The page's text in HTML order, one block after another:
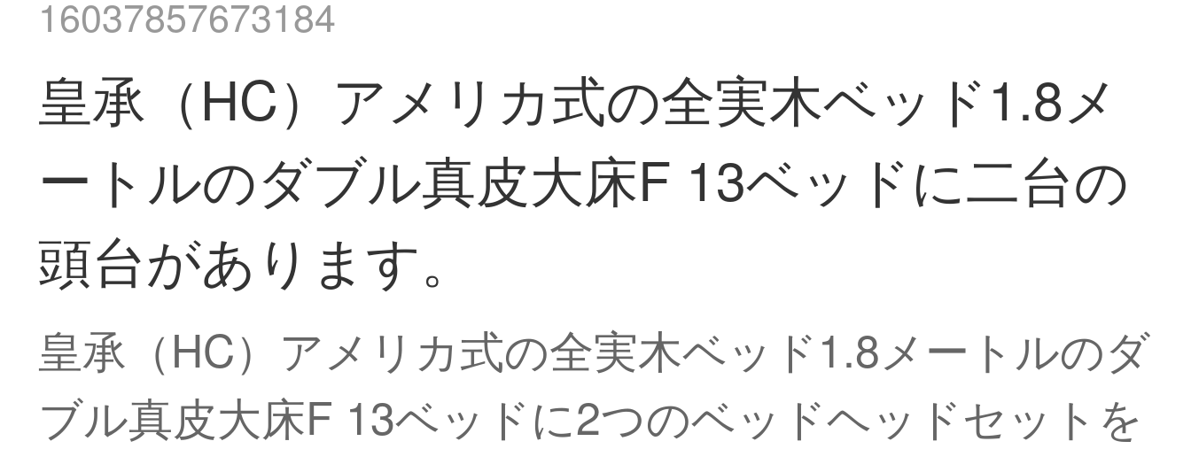
16037857673184
皇承（HC）アメリカ式の全実木ベッド1.8メ
ートルのダブル真皮大床F 13ベッドに二台の
頭台があります。
皇承（HC）アメリカ式の全実木ベッド1.8メートルのダ
ブル真皮大床F 13ベッドに2つのベッドヘッドセットを